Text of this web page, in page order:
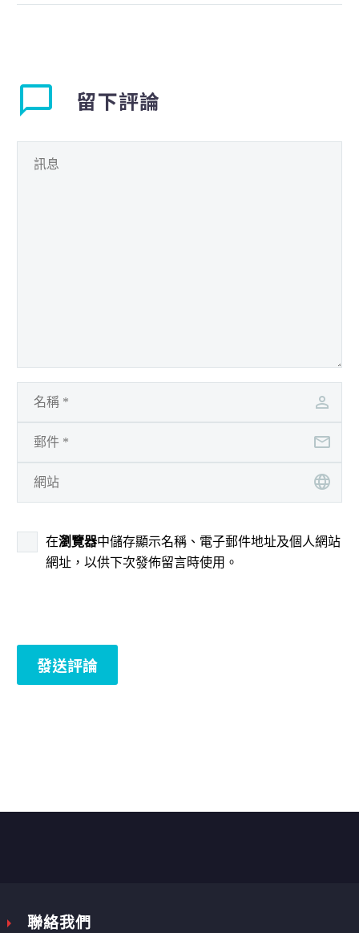
留下評論
在瀏覽器中儲存顯示名稱、電子郵件地址及個人網站
網址，以供下次發佈留言時使用。
發送評論

 聯絡我們